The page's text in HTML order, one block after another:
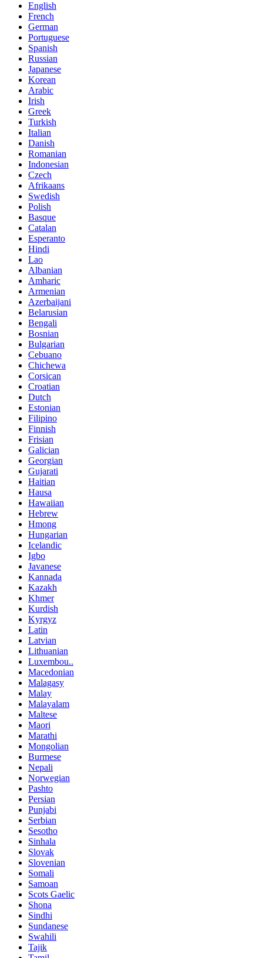
English
French
German
Portuguese
Spanish
Russian
Japanese
Korean
Arabic
Irish
Greek
Turkish
Italian
Danish
Romanian
Indonesian
Czech
Afrikaans
Swedish
Polish
Basque
Catalan
Esperanto
Hindi
Lao
Albanian
Amharic
Armenian
Azerbaijani
Belarusian
Bengali
Bosnian
Bulgarian
Cebuano
Chichewa
Corsican
Croatian
Dutch
Estonian
Filipino
Finnish
Frisian
Galician
Georgian
Gujarati
Haitian
Hausa
Hawaiian
Hebrew
Hmong
Hungarian
Icelandic
Igbo
Javanese
Kannada
Kazakh
Khmer
Kurdish
Kyrgyz
Latin
Latvian
Lithuanian
Luxembou..
Macedonian
Malagasy
Malay
Malayalam
Maltese
Maori
Marathi
Mongolian
Burmese
Nepali
Norwegian
Pashto
Persian
Punjabi
Serbian
Sesotho
Sinhala
Slovak
Slovenian
Somali
Samoan
Scots Gaelic
Shona
Sindhi
Sundanese
Swahili
Tajik